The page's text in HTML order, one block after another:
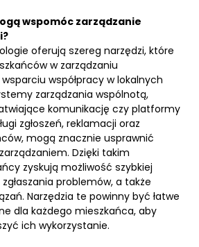
wspomóc zarządzanie
oferują szereg narzędzi, które
w zarządzaniu
współpracy w lokalnych
zarządzania wspólnotą,
komunikację czy platformy
zgłoszeń, reklamacji oraz
mogą znacznie usprawnić
Dzięki takim
zyskują możliwość szybkiej
problemów, a także
Narzędzia te powinny być łatwe
dla każdego mieszkańca, aby
ich wykorzystanie.